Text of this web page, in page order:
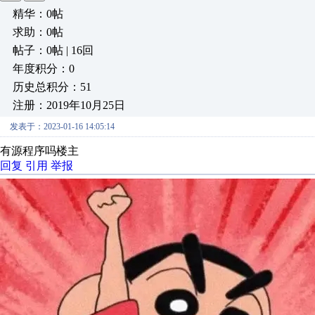
精华：0帖
求助：0帖
帖子：0帖 | 16回
年度积分：0
历史总积分：51
注册：2019年10月25日
发表于：2023-01-16 14:05:14
有源程序吗楼主
回复 引用 举报